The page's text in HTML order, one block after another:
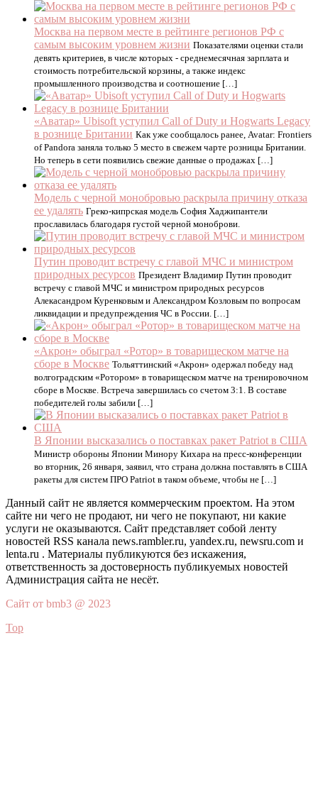
Москва на первом месте в рейтинге регионов РФ с
самым высоким уровнем жизни Показателями оценки стали
девять критериев, в числе которых - среднемесячная зарплата и
стоимость потребительской корзины, а также индекс
промышленного производства и соотношение […]
«Аватар» Ubisoft уступил Call of Duty и Hogwarts Legacy
в рознице Британии Как уже сообщалось ранее, Avatar: Frontiers
of Pandora заняла только 5 место в свежем чарте розницы Британии.
Но теперь в сети появились свежие данные о продажах […]
Модель с черной монобровью раскрыла причину отказа
ее удалять Греко-кипрская модель София Хаджипантели
прославилась благодаря густой черной моноброви.
Путин проводит встречу с главой МЧС и министром
природных ресурсов Президент Владимир Путин проводит
встречу с главой МЧС и министром природных ресурсов
Алекасандром Куренковым и Александром Козловым по вопросам
ликвидации и предупреждения ЧС в России. […]
«Акрон» обыграл «Ротор» в товарищеском матче на
сборе в Москве Тольяттинский «Акрон» одержал победу над
волгоградским «Ротором» в товарищеском матче на тренировочном
сборе в Москве. Встреча завершилась со счетом 3:1. В составе
победителей голы забили […]
В Японии высказались о поставках ракет Patriot в США
Министр обороны Японии Минору Кихара на пресс-конференции
во вторник, 26 января, заявил, что страна должна поставлять в США
ракеты для систем ПРО Patriot в таком объеме, чтобы не […]
Данный сайт не является коммерческим проектом. На этом
сайте ни чего не продают, ни чего не покупают, ни какие
услуги не оказываются. Сайт представляет собой ленту
новостей RSS канала news.rambler.ru, yandex.ru, newsru.com и
lenta.ru . Материалы публикуются без искажения,
ответственность за достоверность публикуемых новостей
Администрация сайта не несёт.
Сайт от bmb3 @ 2023
Top